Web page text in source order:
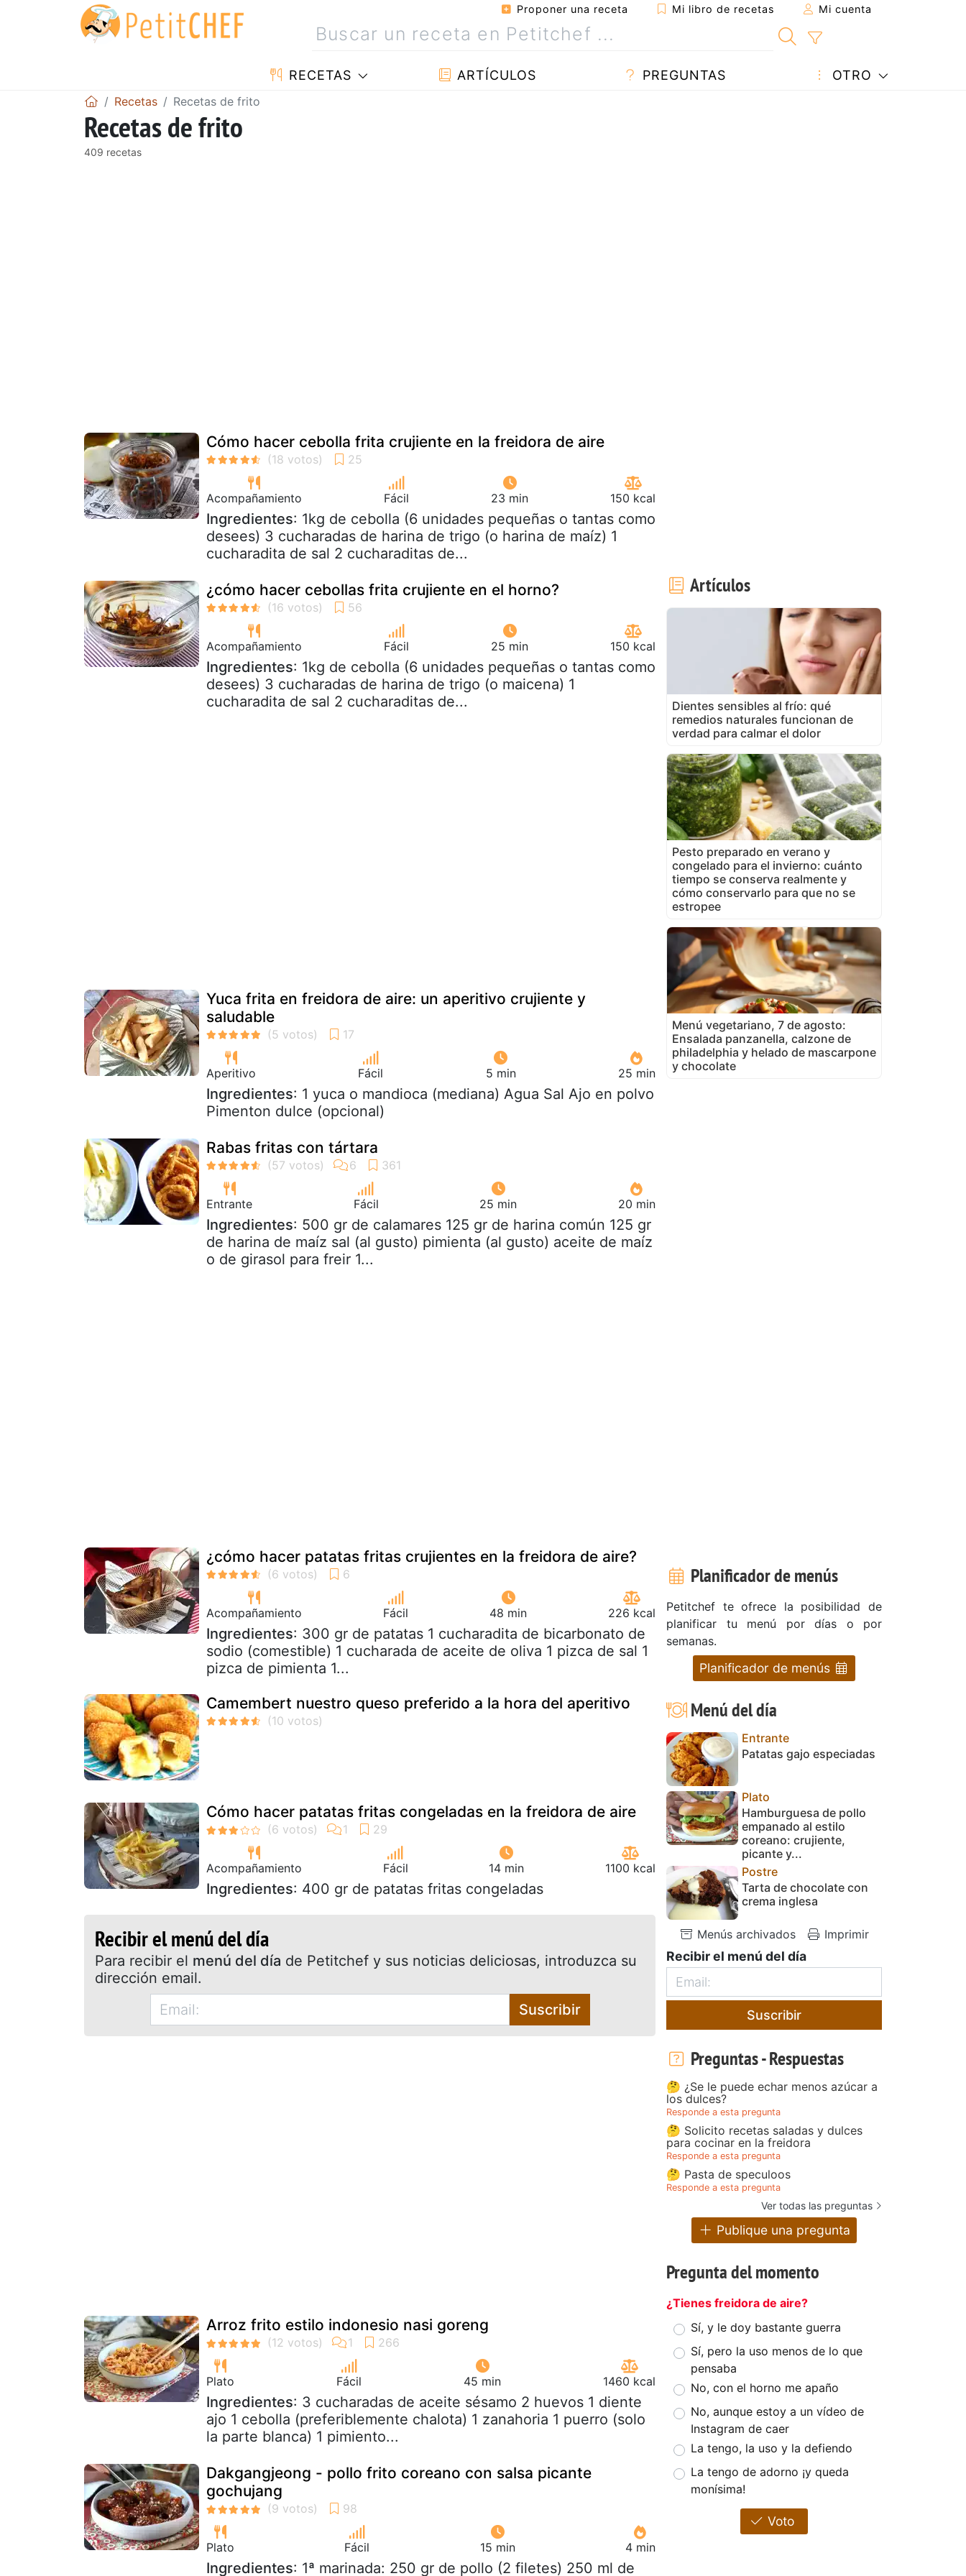
Proponer una receta Mi libro de recetas Mi cuenta
RECETAS ARTÍCULOS PREGUNTAS OTRO
Recetas Recetas de frito
Recetas de frito
409 recetas
Cómo hacer cebolla frita crujiente en la freidora de aire
Acompañamiento Fácil 23 min 150 kcal
Ingredientes: 1kg de cebolla (6 unidades pequeñas o tantas como
desees) 3 cucharadas de harina de trigo (o harina de maíz) 1
cucharadita de sal 2 cucharaditas de...
¿cómo hacer cebollas frita crujiente en el horno?
Acompañamiento Fácil 25 min 150 kcal
Ingredientes: 1kg de cebolla (6 unidades pequeñas o tantas como
desees) 3 cucharadas de harina de trigo (o maicena) 1
cucharadita de sal 2 cucharaditas de...
Yuca frita en freidora de aire: un aperitivo crujiente y
saludable
Aperitivo Fácil 5 min 25 min
Ingredientes: 1 yuca o mandioca (mediana) Agua Sal Ajo en polvo
Pimenton dulce (opcional)
Rabas fritas con tártara
Entrante Fácil 25 min 20 min
Ingredientes: 500 gr de calamares 125 gr de harina común 125 gr
de harina de maíz sal (al gusto) pimienta (al gusto) aceite de maíz
o de girasol para freir 1...
¿cómo hacer patatas fritas crujientes en la freidora de aire?
Acompañamiento Fácil 48 min 226 kcal
Ingredientes: 300 gr de patatas 1 cucharadita de bicarbonato de
sodio (comestible) 1 cucharada de aceite de oliva 1 pizca de sal 1
pizca de pimienta 1...
Camembert nuestro queso preferido a la hora del aperitivo
Cómo hacer patatas fritas congeladas en la freidora de aire
Acompañamiento Fácil 14 min 1100 kcal
Ingredientes: 400 gr de patatas fritas congeladas
Recibir el menú del día
Para recibir el menú del día de Petitchef y sus noticias deliciosas, introduzca su
dirección email.
Suscribir
Arroz frito estilo indonesio nasi goreng
Plato Fácil 45 min 1460 kcal
Ingredientes: 3 cucharadas de aceite sésamo 2 huevos 1 diente
ajo 1 cebolla (preferiblemente chalota) 1 zanahoria 1 puerro (solo
la parte blanca) 1 pimiento...
Dakgangjeong - pollo frito coreano con salsa picante
gochujang
Plato Fácil 15 min 4 min
Ingredientes: 1ª marinada: 250 gr de pollo (2 filetes) 250 ml de
Artículos
Dientes sensibles al frío: qué
remedios naturales funcionan de
verdad para calmar el dolor
Pesto preparado en verano y
congelado para el invierno: cuánto
tiempo se conserva realmente y
cómo conservarlo para que no se
estropee
Menú vegetariano, 7 de agosto:
Ensalada panzanella, calzone de
philadelphia y helado de mascarpone
y chocolate
Planificador de menús
Petitchef te ofrece la posibilidad de
planificar tu menú por días o por
semanas.
Planificador de menús
Menú del día
Entrante
Patatas gajo especiadas
Plato
Hamburguesa de pollo
empanado al estilo
coreano: crujiente,
picante y...
Postre
Tarta de chocolate con
crema inglesa
Menús archivados Imprimir
Recibir el menú del día
Suscribir
Preguntas - Respuestas
🤔 ¿Se le puede echar menos azúcar a
los dulces?
Responde a esta pregunta
🤔 Solicito recetas saladas y dulces
para cocinar en la freidora
Responde a esta pregunta
🤔 Pasta de speculoos
Responde a esta pregunta
Ver todas las preguntas
Publique una pregunta
Pregunta del momento
¿Tienes freidora de aire?
Sí, y le doy bastante guerra
Sí, pero la uso menos de lo que
pensaba
No, con el horno me apaño
No, aunque estoy a un vídeo de
Instagram de caer
La tengo, la uso y la defiendo
La tengo de adorno ¡y queda
monísima!
Voto